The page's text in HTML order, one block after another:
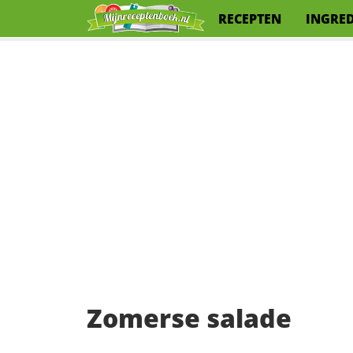
RECEPTEN
Zomerse salade